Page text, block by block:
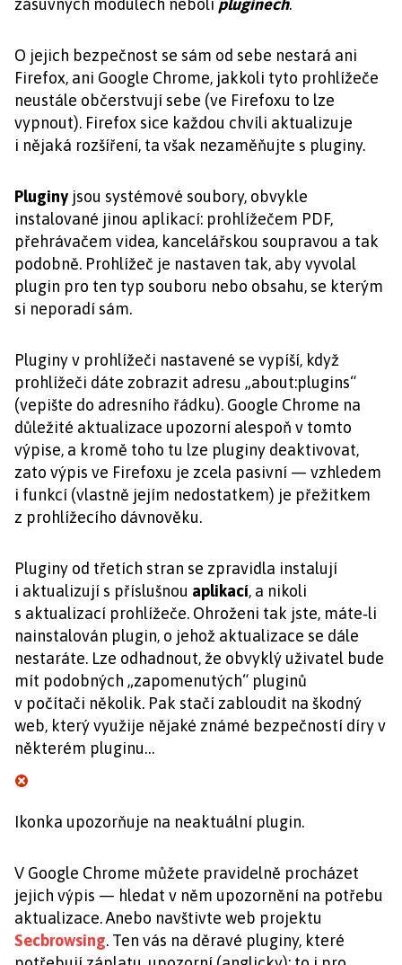
zásuvných modulech neboli pluginech.
O jejich bezpečnost se sám od sebe nestará ani
Firefox, ani Google Chrome, jakkoli tyto prohlížeče
neustále občerstvují sebe (ve Firefoxu to lze
vypnout). Firefox sice každou chvíli aktualizuje
i nějaká rozšíření, ta však nezaměňujte s pluginy.
Pluginy jsou systémové soubory, obvykle
instalované jinou aplikací: prohlížečem PDF,
přehrávačem videa, kancelářskou soupravou a tak
podobně. Prohlížeč je nastaven tak, aby vyvolal
plugin pro ten typ souboru nebo obsahu, se kterým
si neporadí sám.
Pluginy v prohlížeči nastavené se vypíší, když
prohlížeči dáte zobrazit adresu „about:plugins“
(vepište do adresního řádku). Google Chrome na
důležité aktualizace upozorní alespoň v tomto
výpise, a kromě toho tu lze pluginy deaktivovat,
zato výpis ve Firefoxu je zcela pasivní — vzhledem
i funkcí (vlastně jejím nedostatkem) je přežitkem
z prohlížecího dávnověku.
Pluginy od třetích stran se zpravidla instalují
i aktualizují s příslušnou aplikací, a nikoli
s aktualizací prohlížeče. Ohroženi tak jste, máte‑li
nainstalován plugin, o jehož aktualizace se dále
nestaráte. Lze odhadnout, že obvyklý uživatel bude
mít podobných „zapomenutých“ pluginů
v počítači několik. Pak stačí zabloudit na škodný
web, který využije nějaké známé bezpečností díry v
některém pluginu…
Ikonka upozorňuje na neaktuální plugin.
V Google Chrome můžete pravidelně procházet
jejich výpis — hledat v něm upozornění na potřebu
aktualizace. Anebo navštivte web projektu
Secbrowsing. Ten vás na děravé pluginy, které